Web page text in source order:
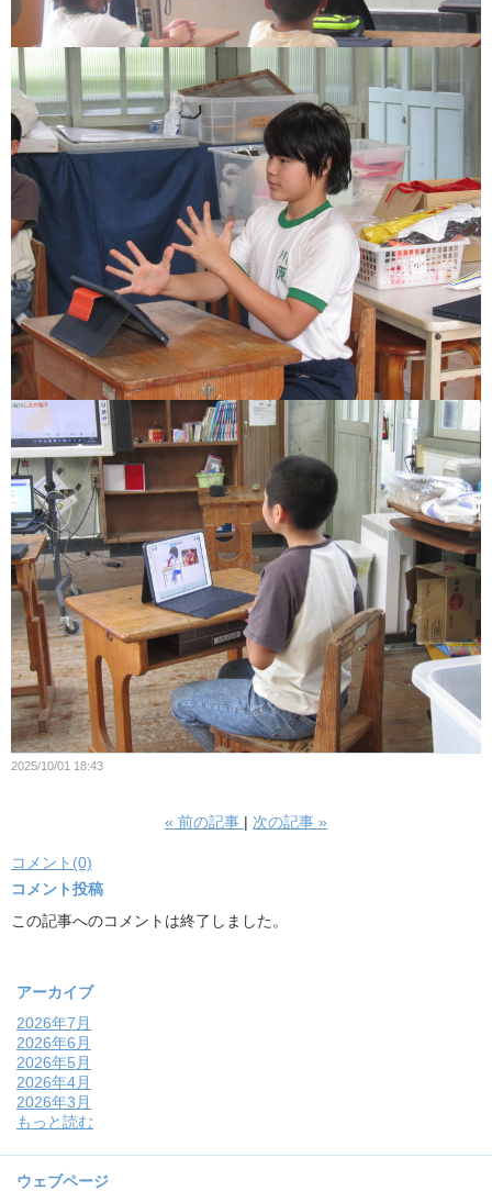
2025/10/01 18:43
« 前の記事 次の記事 »
コメント(0)
コメント投稿
この記事へのコメントは終了しました。
アーカイブ
2026年7月
2026年6月
2026年5月
2026年4月
2026年3月
もっと読む
ウェブページ